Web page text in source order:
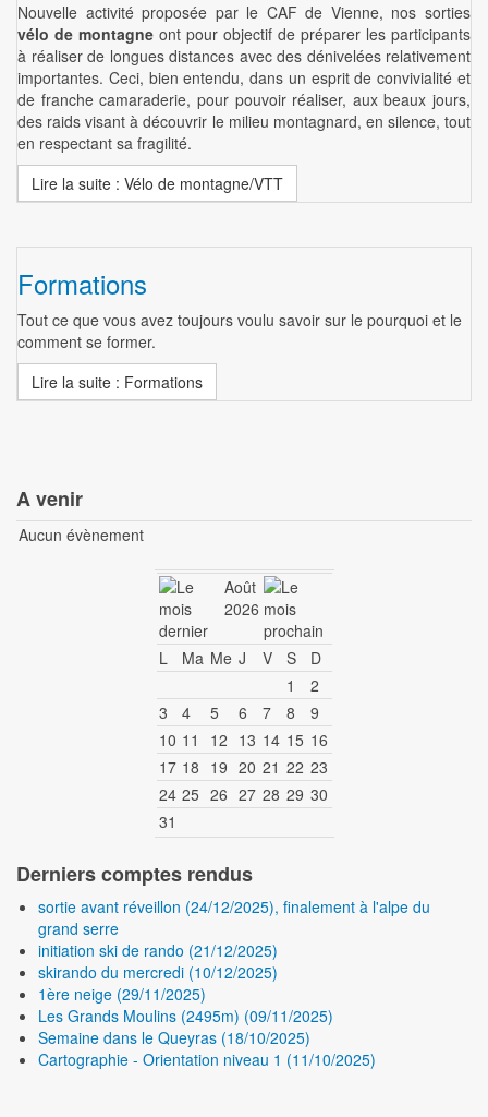
Nouvelle activité proposée par le CAF de Vienne, nos sorties
vélo de montagne ont pour objectif de préparer les participants
à réaliser de longues distances avec des dénivelées relativement
importantes. Ceci, bien entendu, dans un esprit de convivialité et
de franche camaraderie, pour pouvoir réaliser, aux beaux jours,
des raids visant à découvrir le milieu montagnard, en silence, tout
en respectant sa fragilité.
Lire la suite : Vélo de montagne/VTT
Formations
Tout ce que vous avez toujours voulu savoir sur le pourquoi et le
comment se former.
Lire la suite : Formations
A venir
Aucun évènement
Août
2026
L Ma Me J V S
D
1
2
3
4 5 6 7 8
9
10 11 12 13 14 15 16
17 18 19 20 21 22 23
24 25 26 27 28 29 30
31
Derniers comptes rendus
sortie avant réveillon (24/12/2025), finalement à l'alpe du
grand serre
initiation ski de rando (21/12/2025)
skirando du mercredi (10/12/2025)
1ère neige (29/11/2025)
Les Grands Moulins (2495m) (09/11/2025)
Semaine dans le Queyras (18/10/2025)
Cartographie - Orientation niveau 1 (11/10/2025)